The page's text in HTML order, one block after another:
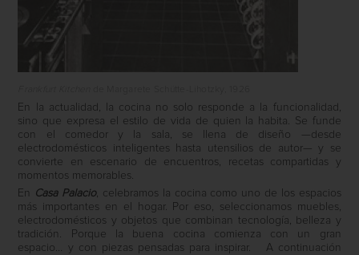
En la actualidad, la cocina no solo responde a la funcionalidad,
sino que expresa el estilo de vida de quien la habita. Se funde
con el comedor y la sala, se llena de diseño —desde
electrodomésticos inteligentes hasta utensilios de autor— y se
convierte en escenario de encuentros, recetas compartidas y
momentos memorables.
En
Casa Palacio, celebramos la cocina como uno de los espacios
más importantes en el hogar. Por eso, seleccionamos muebles,
electrodomésticos y objetos que combinan tecnología, belleza y
tradición. Porque la buena cocina comienza con un gran
espacio… y con piezas pensadas para inspirar.
A continuación